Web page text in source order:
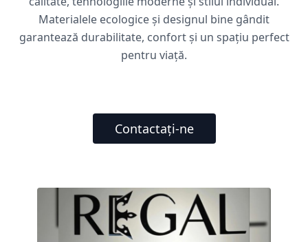
Materialele ecologice și designul bine gândit
garantează durabilitate, confort și un spațiu perfect
pentru viață.
Contactați-ne